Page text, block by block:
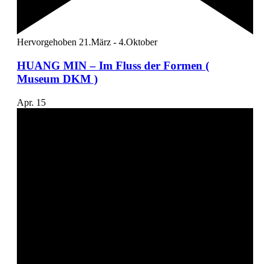
Hervorgehoben 21.März - 4.Oktober
HUANG MIN – Im Fluss der Formen (
Museum DKM )
Apr. 15